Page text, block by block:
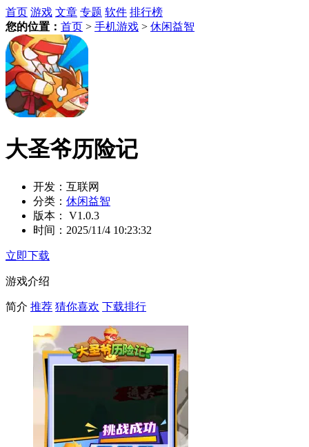
首页 游戏 文章 专题 软件 排行榜
您的位置： 首页 > 手机游戏 > 休闲益智
大圣爷历险记
开发： 互联网
分类： 休闲益智
版本：
V1.0.3
时间： 2025/11/4 10:23:32
立即下载
游戏介绍
简介 推荐 猜你喜欢 下载排行